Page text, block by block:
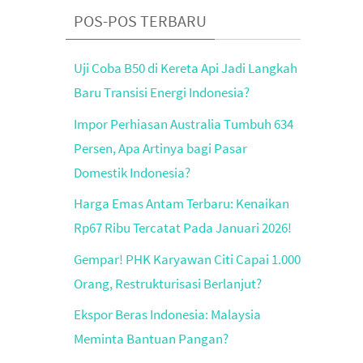
POS-POS TERBARU
Uji Coba B50 di Kereta Api Jadi Langkah
Baru Transisi Energi Indonesia?
Impor Perhiasan Australia Tumbuh 634
Persen, Apa Artinya bagi Pasar
Domestik Indonesia?
Harga Emas Antam Terbaru: Kenaikan
Rp67 Ribu Tercatat Pada Januari 2026!
Gempar! PHK Karyawan Citi Capai 1.000
Orang, Restrukturisasi Berlanjut?
Ekspor Beras Indonesia: Malaysia
Meminta Bantuan Pangan?